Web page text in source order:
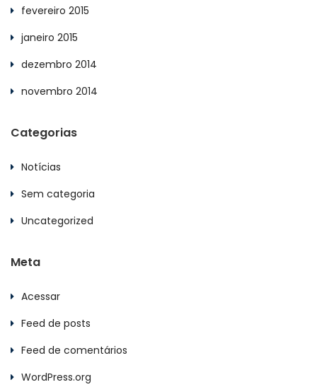
fevereiro 2015
janeiro 2015
dezembro 2014
novembro 2014
Categorias
Notícias
Sem categoria
Uncategorized
Meta
Acessar
Feed de posts
Feed de comentários
WordPress.org